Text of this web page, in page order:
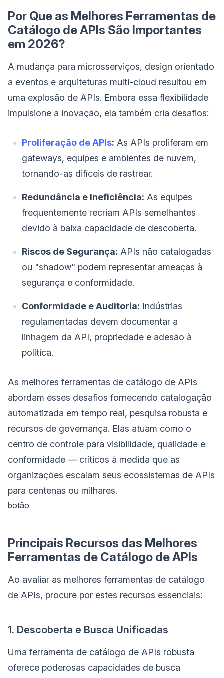
Por Que as Melhores Ferramentas de
Catálogo de APIs São Importantes
em 2026?
A mudança para microsserviços, design orientado
a eventos e arquiteturas multi-cloud resultou em
uma explosão de APIs. Embora essa flexibilidade
impulsione a inovação, ela também cria desafios:
Proliferação de APIs: As APIs proliferam em
gateways, equipes e ambientes de nuvem,
tornando-as difíceis de rastrear.
Redundância e Ineficiência: As equipes
frequentemente recriam APIs semelhantes
devido à baixa capacidade de descoberta.
Riscos de Segurança: APIs não catalogadas
ou "shadow" podem representar ameaças à
segurança e conformidade.
Conformidade e Auditoria: Indústrias
regulamentadas devem documentar a
linhagem da API, propriedade e adesão à
política.
As melhores ferramentas de catálogo de APIs
abordam esses desafios fornecendo catalogação
automatizada em tempo real, pesquisa robusta e
recursos de governança. Elas atuam como o
centro de controle para visibilidade, qualidade e
conformidade — críticos à medida que as
organizações escalam seus ecossistemas de APIs
para centenas ou milhares.
botão
Principais Recursos das Melhores
Ferramentas de Catálogo de APIs
Ao avaliar as melhores ferramentas de catálogo
de APIs, procure por estes recursos essenciais:
1. Descoberta e Busca Unificadas
Uma ferramenta de catálogo de APIs robusta
oferece poderosas capacidades de busca